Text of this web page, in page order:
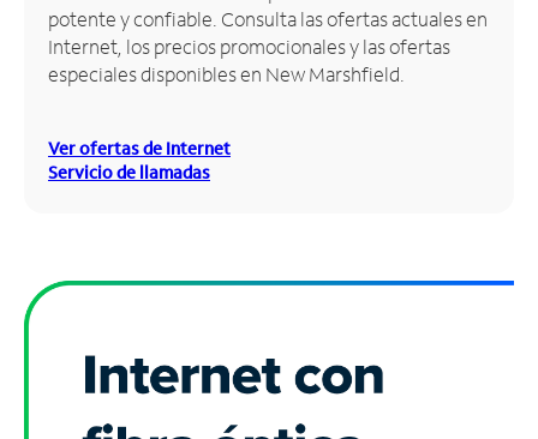
una
tienda
potente y confiable. Consulta las ofertas actuales en
Internet, los precios promocionales y las ofertas
especiales disponibles en New Marshfield.
Ver ofertas de Internet
Servicio de llamadas